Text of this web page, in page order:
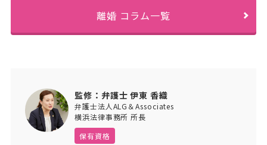
離婚 コラム一覧
監修：弁護士 伊東 香織
弁護士法人ALG＆Associates
横浜法律事務所 所長
保有資格